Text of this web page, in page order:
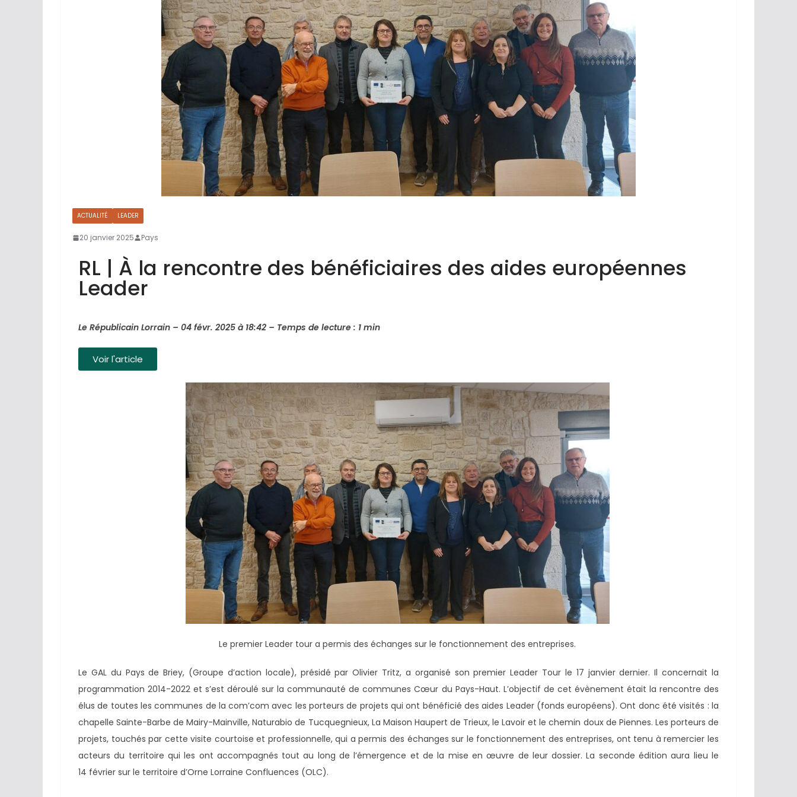
ACTUALITÉ LEADER
20 janvier 2025 Pays
RL | À la rencontre des bénéficiaires des aides européennes
Leader
Le Républicain Lorrain – 04 févr. 2025 à 18:42 – Temps de lecture : 1 min
Voir l'article
Le premier Leader tour a permis des échanges sur le fonctionnement des entreprises.
Le GAL du Pays de Briey, (Groupe d’action locale), présidé par Olivier Tritz, a organisé son premier Leader Tour le 17 janvier dernier. Il concernait la
programmation 2014-2022 et s’est déroulé sur la communauté de communes Cœur du Pays-Haut. L’objectif de cet évènement était la rencontre des
élus de toutes les communes de la com’com avec les porteurs de projets qui ont bénéficié des aides Leader (fonds européens). Ont donc été visités : la
chapelle Sainte-Barbe de Mairy-Mainville, Naturabio de Tucquegnieux, La Maison Haupert de Trieux, le Lavoir et le chemin doux de Piennes. Les porteurs de
projets, touchés par cette visite courtoise et professionnelle, qui a permis des échanges sur le fonctionnement des entreprises, ont tenu à remercier les
acteurs du territoire qui les ont accompagnés tout au long de l’émergence et de la mise en œuvre de leur dossier. La seconde édition aura lieu le
14 février sur le territoire d’Orne Lorraine Confluences (OLC).